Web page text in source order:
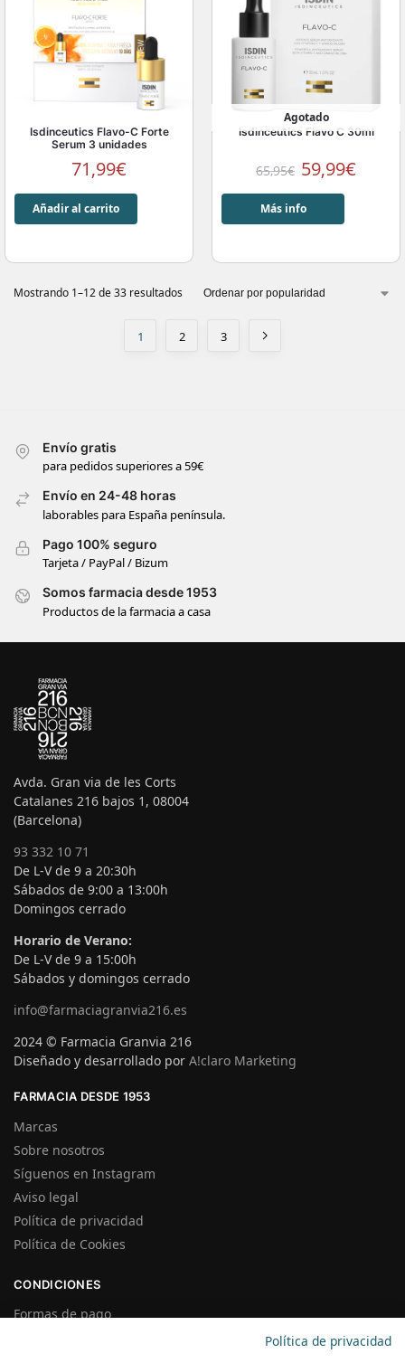
Isdinceutics Flavo-C Forte
Serum 3 unidades
71,99€
Añadir al carrito
Agotado
Isdinceutics Flavo C 30ml
65,95€ 59,99€
Más info
Mostrando 1–12 de 33 resultados
1 2 3
Envío gratis
para pedidos superiores a 59€
Envío en 24-48 horas
laborables para España península.
Pago 100% seguro
Tarjeta / PayPal / Bizum
Somos farmacia desde 1953
Productos de la farmacia a casa
Avda. Gran via de les Corts
Catalanes 216 bajos 1, 08004
(Barcelona)
93 332 10 71
De L-V de 9 a 20:30h
Sábados de 9:00 a 13:00h
Domingos cerrado
Horario de Verano:
De L-V de 9 a 15:00h
Sábados y domingos cerrado
info@farmaciagranvia216.es
2024 © Farmacia Granvia 216
Diseñado y desarrollado por A!claro Marketing
FARMACIA DESDE 1953
Marcas
Sobre nosotros
Síguenos en Instagram
Aviso legal
Política de privacidad
Política de Cookies
CONDICIONES
Formas de pago
Política de privacidad